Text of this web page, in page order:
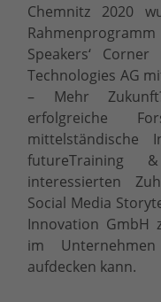
Chemnitz 2020
Speakers‘
Technologies AG
– Mehr
erfolgreiche
futureTraining
interessierten
Social Media
Innovation GmbH
im
aufdecken kann.